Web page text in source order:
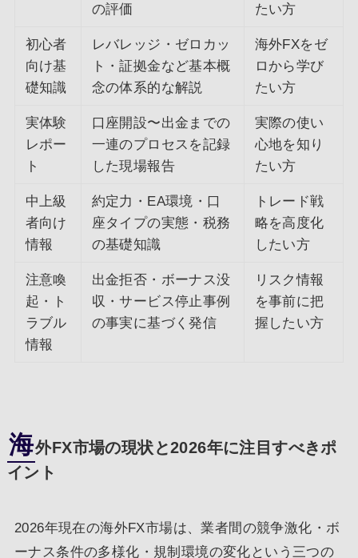
の評価
たい方
初心者
向け基
礎知識
レバレッジ・ゼロカッ
ト・証拠金など基本概
念の体系的な解説
海外FXをゼ
ロから学び
たい方
実体験
レポー
ト
口座開設〜出金までの
一連のプロセスを記録
した現場報告
実際の使い
心地を知り
たい方
中上級
者向け
情報
約定力・EA環境・口
座タイプの実態・税務
の基礎知識
トレード戦
略を高度化
したい方
注意喚
起・ト
ラブル
情報
出金拒否・ボーナス没
収・サービス停止事例
の事実に基づく発信
リスク情報
を事前に把
握したい方
海外FX市場の現状と2026年に注目すべきポ
イント
2026年現在の海外FX市場は、業者間の競争激化・ボ
ーナス条件の多様化・規制環境の変化という三つの